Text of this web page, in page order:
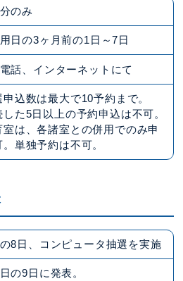
のみ
日の3ヶ月前の1日～7日
話、インターネットにて
申込数は最大で10予約まで。
した5日以上の予約申込は不可。
室は、各諸室との併用でのみ申
。単独予約は不可。
8日、コンピュータ抽選を実施
の9日に発表。